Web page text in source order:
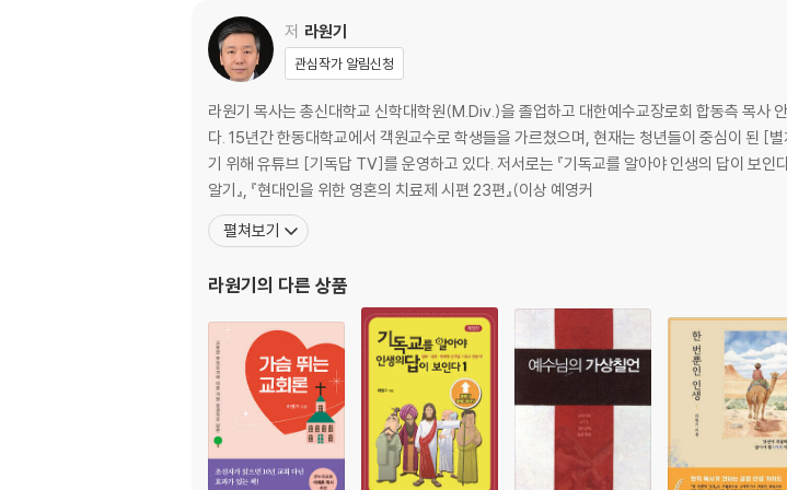
영적 침체에 빠지는 그리스도인들
우리를 회복시켜 주시는 하나님
회복에 대한 확신
4장 고난당한 영혼을 위한 치료제 _ 73
고난이 있는 인생
사망의 골짜기로 양 떼를 인도하는 목자
고난을 통한 유익
상처가 있는 인생
잔치로의 초대
기름 부으심을 통한 위로
잔을 채워 주심을 통한 위로
6장 미래를 두려워하는 영혼을 위한 치료제 _ 115
미래를 두려워하는 우리 인생
우리를 추격하는 하나님의 은혜
저 라원기
관심작가 알림신청
라원기 목사는 총신대학교 신학대학원(M.Div.)을 졸업하고 대한예수교장로회 합동측 목
다. 15년간 한동대학교에서 객원교수로 학생들을 가르쳤으며, 현재는 청년들이 중심이 된 [
기 위해 유튜브 [기독답 TV]를 운영하고 있다. 저서로는 『기독교를 알아야 인생의 답이 보인다』,『기독교를 알아야 인생의 답이 보인다 2』,『청년불패』, 『천국과 지옥 제대로
알기』, 『현대인을 위한 영혼의 치료제 시편 23편』(이상 예영커
펼쳐보기
라원기 의 다른 상품